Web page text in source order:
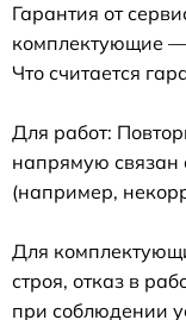
Гарантия от
комплектующие
Что считается
Для работ:
напрямую связан
(например,
Для
строя, отказ в
при соблюдении